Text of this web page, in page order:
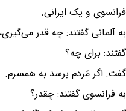
فرانسوی و یک ایرانی.
به آلمانی گفتند: چه قدر می‌گیری، گفت ۱۰۰
گفتند: برای چه؟
گفت: اگر مُردم برسد به همسرم.
به فرانسوی گفتند: چقدر؟